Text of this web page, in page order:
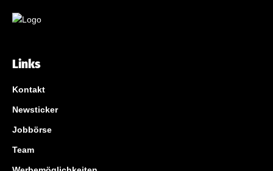
Links
Kontakt
Newsticker
Jobbörse
Team